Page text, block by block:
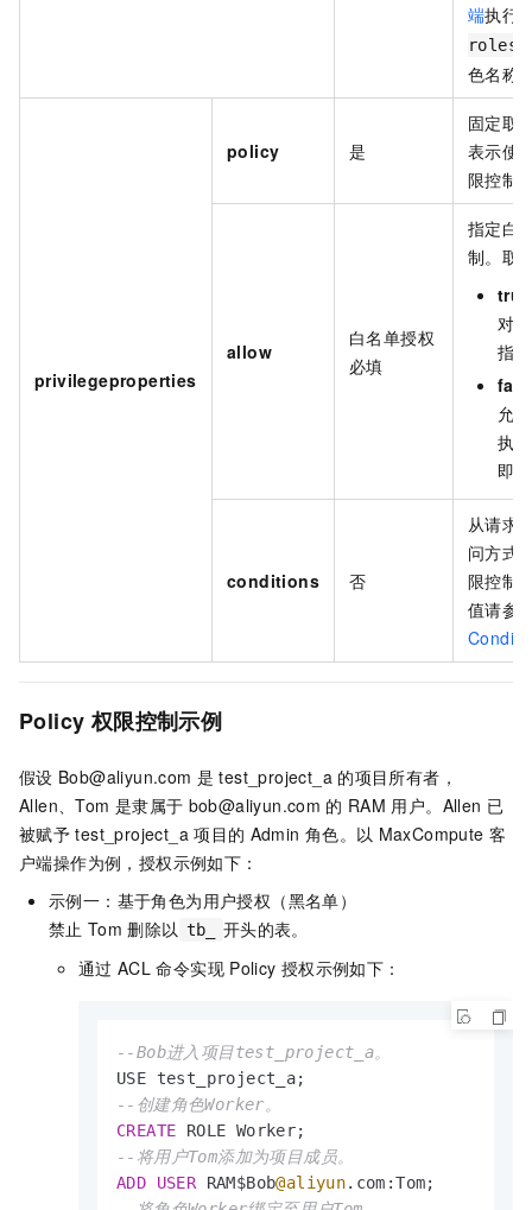
端执行
roles;
色名称
privilegeproperties
policy 是
固定取
表示使
限控制
allow
白名单授权
必填
指定白
制。取
true
对
指
允
执
即
conditions 否
从请求
问方式
限控制
值请参
Policy 权限控制示例
假设 Bob@aliyun.com 是 test_project_a 的项目所有者，
Allen、Tom 是隶属于 bob@aliyun.com 的 RAM 用户。Allen 已
被赋予 test_project_a 项目的 Admin 角色。以 MaxCompute 客
户端操作为例，授权示例如下：
示例一：基于角色为用户授权（黑名单）
禁止 Tom 删除以 tb_
开头的表。
通过 ACL 命令实现 Policy 授权示例如下：
--Bob进入项目test_project_a。
--创建角色Worker。
CREATE
--将用户Tom添加为项目成员。
ADD
USER RAM$Bob@aliyun